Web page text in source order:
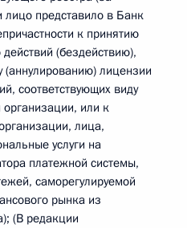
лицо представило в Банк
к принятию
(бездействию),
(аннулированию) лицензии
соответствующих виду
или к
лица,
услуги на
платежной системы,
саморегулируемой
рынка из
(В редакции